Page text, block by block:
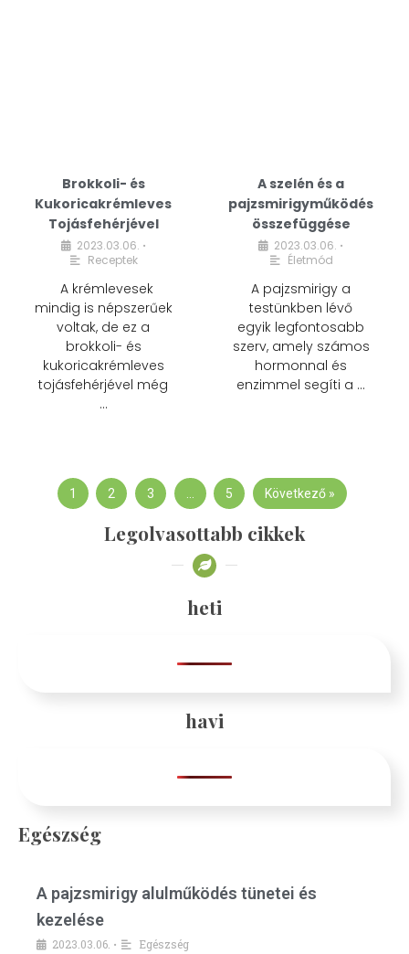
Brokkoli- és
Kukoricakrémleves
Tojásfehérjével
2023.03.06. •
Receptek
A krémlevesek
mindig is népszerűek
voltak, de ez a
brokkoli- és
kukoricakrémleves
tojásfehérjével még
…
A szelén és a
pajzsmirigyműködés
összefüggése
2023.03.06. •
Életmód
A pajzsmirigy a
testünkben lévő
egyik legfontosabb
szerv, amely számos
hormonnal és
enzimmel segíti a …
1 2 3 … 5 Következő »
Legolvasottabb cikkek
heti
havi
Egészség
A pajzsmirigy alulműködés tünetei és
kezelése
2023.03.06. •
Egészség